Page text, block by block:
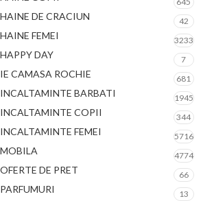
HAINE DE CRACIUN 42
HAINE FEMEI 3233
HAPPY DAY 7
IE CAMASA ROCHIE 681
INCALTAMINTE BARBATI 1945
INCALTAMINTE COPII 344
INCALTAMINTE FEMEI 5716
MOBILA 4774
OFERTE DE PRET 66
PARFUMURI 13